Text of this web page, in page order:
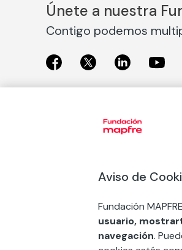
Únete a nuestra
Contigo podemos
Exposiciones en Barcelona
COMPRAR ENTRADA
Aviso de
Fundación MAPFRE
usuario,
navegación.